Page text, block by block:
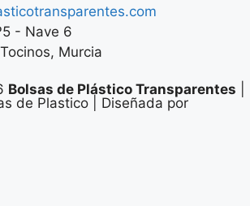
- Nave 6
Murcia
Bolsas de Plástico Transparentes
de Plastico | Diseñada por